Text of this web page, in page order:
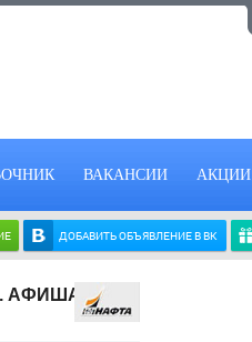
ВАКАНСИИ АКЦИИ
ДОБАВИТЬ ОБЪЯВЛЕНИЕ В ВК
АФИША